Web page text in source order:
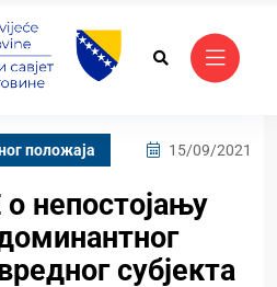
положаја 15/09/2021
непостојању
субјекта